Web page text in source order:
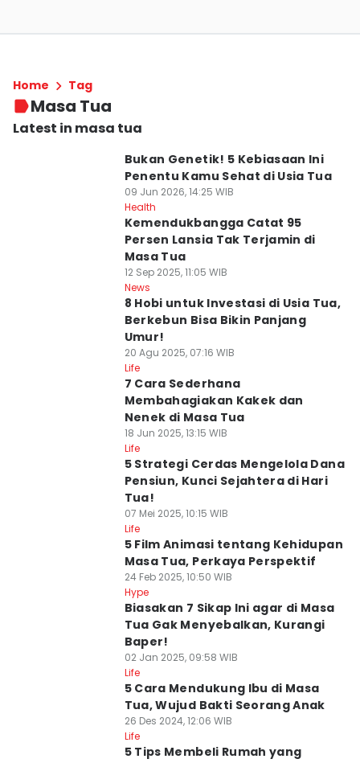
Home Tag
Masa Tua
Latest in masa tua
Bukan Genetik! 5 Kebiasaan Ini
Penentu Kamu Sehat di Usia Tua
09 Jun 2026, 14:25 WIB
Health
Kemendukbangga Catat 95
Persen Lansia Tak Terjamin di
Masa Tua
12 Sep 2025, 11:05 WIB
News
8 Hobi untuk Investasi di Usia Tua,
Berkebun Bisa Bikin Panjang
Umur!
20 Agu 2025, 07:16 WIB
Life
7 Cara Sederhana
Membahagiakan Kakek dan
Nenek di Masa Tua
18 Jun 2025, 13:15 WIB
Life
5 Strategi Cerdas Mengelola Dana
Pensiun, Kunci Sejahtera di Hari
Tua!
07 Mei 2025, 10:15 WIB
Life
5 Film Animasi tentang Kehidupan
Masa Tua, Perkaya Perspektif
24 Feb 2025, 10:50 WIB
Hype
Biasakan 7 Sikap Ini agar di Masa
Tua Gak Menyebalkan, Kurangi
Baper!
02 Jan 2025, 09:58 WIB
Life
5 Cara Mendukung Ibu di Masa
Tua, Wujud Bakti Seorang Anak
26 Des 2024, 12:06 WIB
Life
5 Tips Membeli Rumah yang